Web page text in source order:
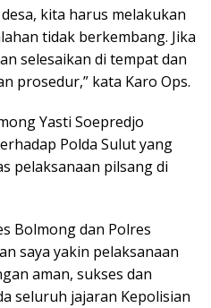
kita harus melakukan
tidak berkembang. Jika
selesaikan di tempat dan
prosedur,” kata Karo Ops.
Yasti Soepredjo
Polda Sulut yang
pelaksanaan pilsang di
Bolmong dan Polres
saya yakin pelaksanaan
aman, sukses dan
seluruh jajaran Kepolisian